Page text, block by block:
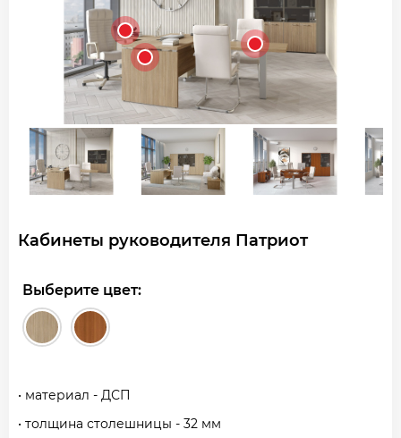
Кабинеты руководителя Патриот
Выберите цвет:
• материал - ДСП
• толщина столешницы - 32 мм